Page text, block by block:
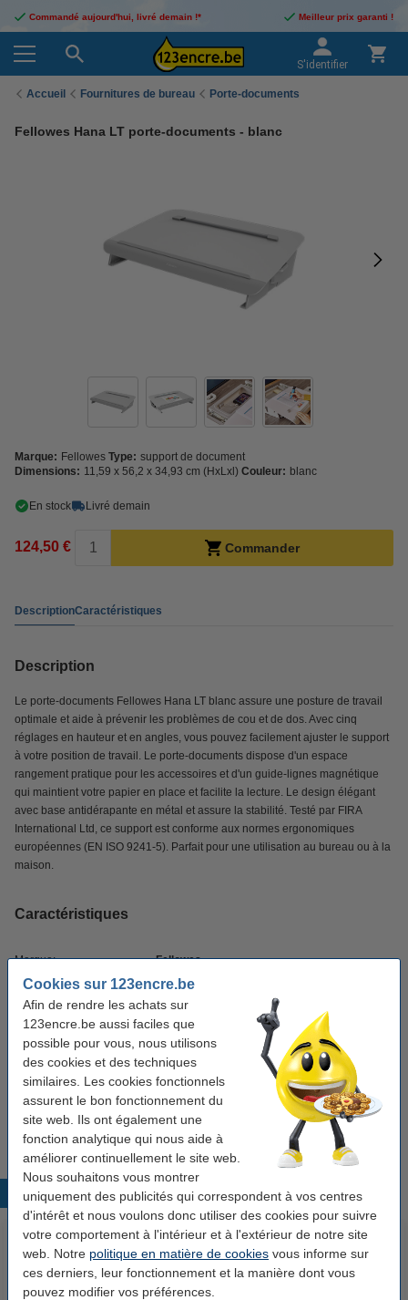
Cookies sur 123encre.be
Afin de rendre les achats sur
123encre.be aussi faciles que
possible pour vous, nous utilisons
des cookies et des techniques
similaires. Les cookies fonctionnels
assurent le bon fonctionnement du
site web. Ils ont également une
fonction analytique qui nous aide à
améliorer continuellement le site web.
Nous souhaitons vous montrer
uniquement des publicités qui correspondent à vos centres
d'intérêt et nous voulons donc utiliser des cookies pour suivre
votre comportement à l'intérieur et à l'extérieur de notre site
web. Notre politique en matière de cookies vous informe sur
ces derniers, leur fonctionnement et la manière dont vous
pouvez modifier vos préférences.
Commandé aujourd'hui, livré demain !* Meilleur prix garanti !
S'identifier
Accueil Fournitures de bureau Porte-documents
Fellowes Hana LT porte-documents - blanc
Marque: Fellowes Type: support de document
Dimensions: 11,59 x 56,2 x 34,93 cm (HxLxl) Couleur: blanc
En stock Livré demain
124,50 € Commander
DescriptionCaractéristiques
Description
Le porte-documents Fellowes Hana LT blanc assure une posture de travail
optimale et aide à prévenir les problèmes de cou et de dos. Avec cinq
réglages en hauteur et en angles, vous pouvez facilement ajuster le support
à votre position de travail. Le porte-documents dispose d'un espace
rangement pratique pour les accessoires et d'un guide-lignes magnétique
qui maintient votre papier en place et facilite la lecture. Le design élégant
avec base antidérapante en métal et assure la stabilité. Testé par FIRA
International Ltd, ce support est conforme aux normes ergonomiques
européennes (EN ISO 9241-5). Parfait pour une utilisation au bureau ou à la
maison.
Caractéristiques
Marque: Fellowes
Type: support de document
Dimensions: 11,59 x 56,2 x 34,93 cm (HxLxl)
Couleur: blanc
Hauteur: réglable
Produits populaires